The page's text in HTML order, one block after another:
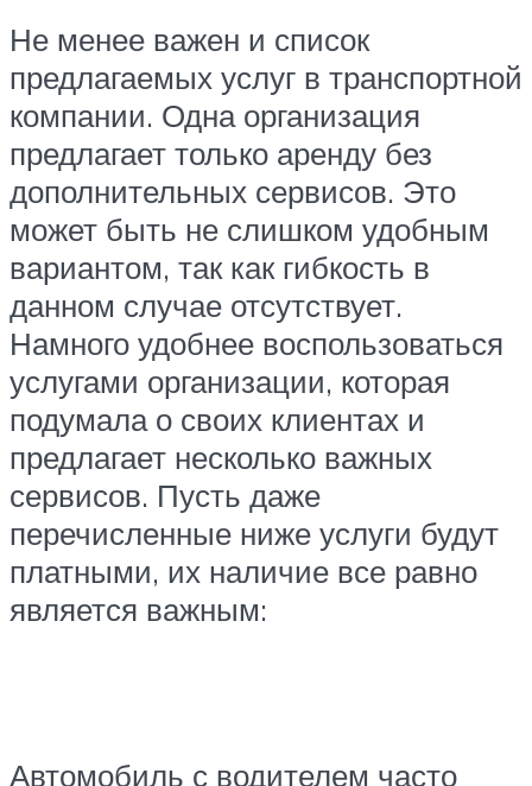
Не менее важен и список
предлагаемых услуг в транспортной
компании. Одна организация
предлагает только аренду без
дополнительных сервисов. Это
может быть не слишком удобным
вариантом, так как гибкость в
данном случае отсутствует.
Намного удобнее воспользоваться
услугами организации, которая
подумала о своих клиентах и
предлагает несколько важных
сервисов. Пусть даже
перечисленные ниже услуги будут
платными, их наличие все равно
является важным:
Автомобиль с водителем часто